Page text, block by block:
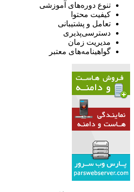
تنوع دوره‌های آموزشی
کیفیت محتوا
تعامل و پشتیبانی
دسترسی‌پذیری
مدیریت زمان
گواهینامه‌های معتبر